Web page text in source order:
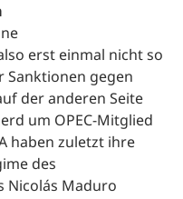
erst einmal nicht so
Sanktionen gegen
der anderen Seite
um OPEC-Mitglied
haben zuletzt ihre
des
Nicolás Maduro